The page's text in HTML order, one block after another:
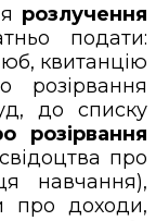
розлучення
подати:
квитанцію
до списку
розірвання
про
навчання),
про доходи,